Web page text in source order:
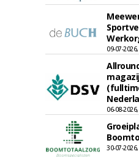
09-07-
06-08-
30-07-